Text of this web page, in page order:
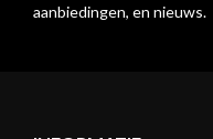
aanbiedingen, en nieuws.